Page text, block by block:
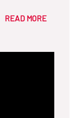
READ MORE